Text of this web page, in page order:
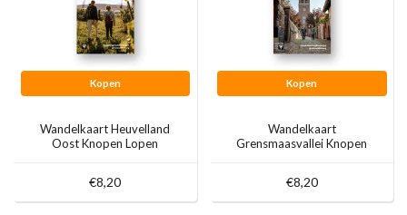
Kopen
Wandelkaart Heuvelland
Oost Knopen Lopen
€8,20
Kopen
Wandelkaart
Grensmaasvallei Knopen
€8,20